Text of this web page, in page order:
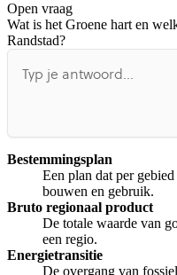
De uitleg gaat te
Afspelen werkte niet
Open vraag
Wat is het Groene hart en
Randstad?
Bestemmingsplan
Een plan dat per
bouwen en gebruik.
Bruto regionaal product
De totale waarde van
een regio.
Energietransitie
De overgang van